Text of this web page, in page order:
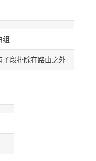
组
子段排除在路由之外